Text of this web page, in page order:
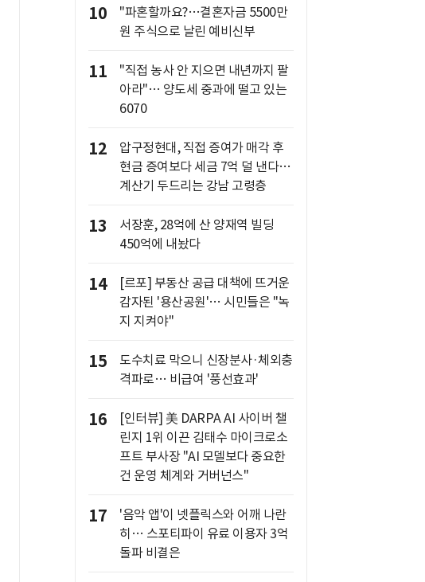
10
"파혼할까요?…결혼자금 5500만
원 주식으로 날린 예비신부
11
"직접 농사 안 지으면 내년까지 팔
아라"… 양도세 중과에 떨고 있는
6070
12
압구정현대, 직접 증여가 매각 후
현금 증여보다 세금 7억 덜 낸다…
계산기 두드리는 강남 고령층
13
서장훈, 28억에 산 양재역 빌딩
450억에 내놨다
14
[르포] 부동산 공급 대책에 뜨거운
감자된 '용산공원'… 시민들은 "녹
지 지켜야"
15
도수치료 막으니 신장분사·체외충
격파로… 비급여 '풍선효과'
16
[인터뷰] 美 DARPA AI 사이버 챌
린지 1위 이끈 김태수 마이크로소
프트 부사장 "AI 모델보다 중요한
건 운영 체계와 거버넌스"
17
'음악 앱'이 넷플릭스와 어깨 나란
히… 스포티파이 유료 이용자 3억
돌파 비결은